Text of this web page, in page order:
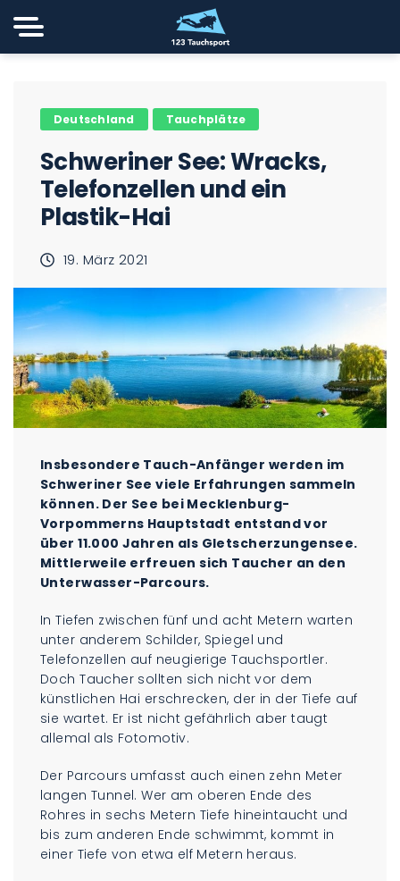
Deutschland Tauchplätze
Schweriner See: Wracks,
Telefonzellen und ein
Plastik-Hai
19. März 2021
Insbesondere Tauch-Anfänger werden im
Schweriner See viele Erfahrungen sammeln
können. Der See bei Mecklenburg-
Vorpommerns Hauptstadt entstand vor
über 11.000 Jahren als Gletscherzungensee.
Mittlerweile erfreuen sich Taucher an den
Unterwasser-Parcours.
In Tiefen zwischen fünf und acht Metern warten
unter anderem Schilder, Spiegel und
Telefonzellen auf neugierige Tauchsportler.
Doch Taucher sollten sich nicht vor dem
künstlichen Hai erschrecken, der in der Tiefe auf
sie wartet. Er ist nicht gefährlich aber taugt
allemal als Fotomotiv.
Der Parcours umfasst auch einen zehn Meter
langen Tunnel. Wer am oberen Ende des
Rohres in sechs Metern Tiefe hineintaucht und
bis zum anderen Ende schwimmt, kommt in
einer Tiefe von etwa elf Metern heraus.